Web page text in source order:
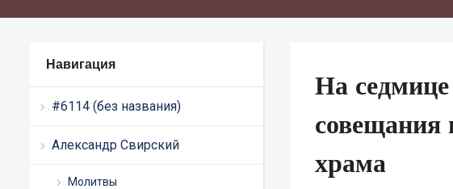
Навигация
#6114 (без названия)
Александр Свирский
Молитвы
На
совещания
храма